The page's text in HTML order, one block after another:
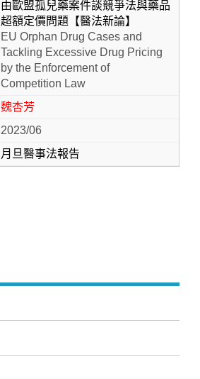
由歐盟孤兒藥案件談競爭法與藥品
超額定價問題【醫法新論】
EU Orphan Drug Cases and
Tackling Excessive Drug Pricing
by the Enforcement of
Competition Law
魏杏芳
2023/06
月旦醫事法報告